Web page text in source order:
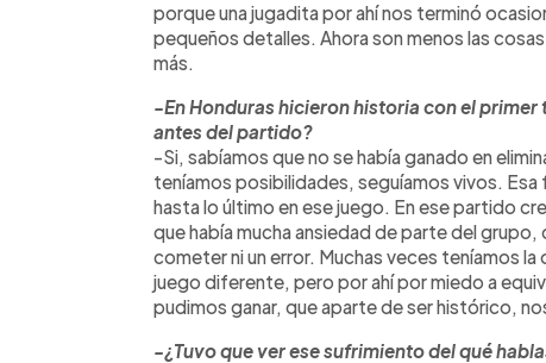
porque una jugadita por ahí nos terminó
pequeños detalles. Ahora son menos las
más.
-En Honduras hicieron historia con el
antes del partido?
-Si, sabíamos que no se había ganado en
teníamos posibilidades, seguíamos vivos.
hasta lo último en ese juego. En ese partido
que había mucha ansiedad de parte del
cometer ni un error. Muchas veces teníamos
juego diferente, pero por ahí por miedo a
pudimos ganar, que aparte de ser histórico,
-¿Tuvo que ver ese sufrimiento del qué